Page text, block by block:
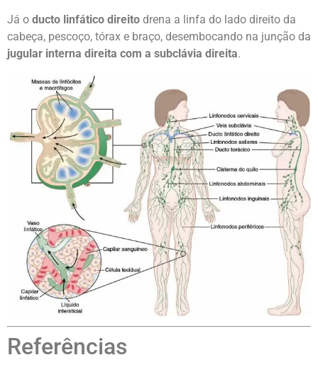
Já o ducto linfático direito drena a linfa do lado direito da
cabeça, pescoço, tórax e braço, desembocando na junção da
jugular interna direita com a subclávia direita.
Referências